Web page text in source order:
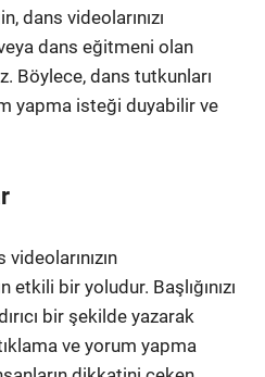
dans videolarınızı
dans eğitmeni olan
Böylece, dans tutkunları
yapma isteği duyabilir ve
etkili bir yoludur. Başlığınızı
bir şekilde yazarak
ve yorum yapma